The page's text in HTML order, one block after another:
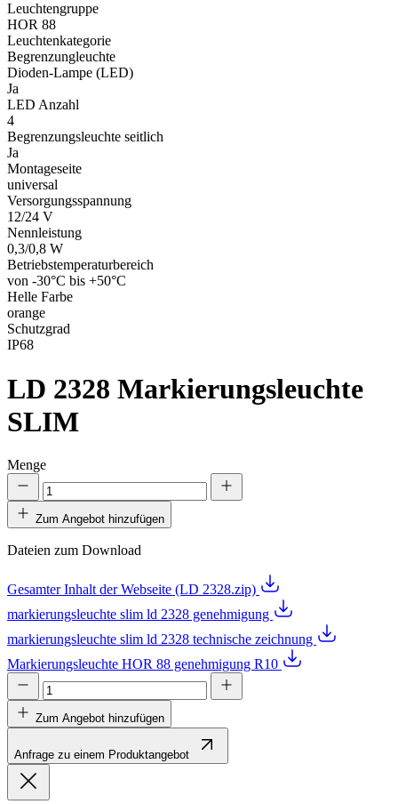
Leuchtengruppe
HOR 88
Leuchtenkategorie
Begrenzungleuchte
Dioden-Lampe (LED)
Ja
LED Anzahl
4
Begrenzungsleuchte seitlich
Ja
Montageseite
universal
Versorgungsspannung
12/24 V
Nennleistung
0,3/0,8 W
Betriebstemperaturbereich
von -30°C bis +50°C
Helle Farbe
orange
Schutzgrad
IP68
LD 2328 Markierungsleuchte
SLIM
Menge
Zum Angebot hinzufügen
Dateien zum Download
Gesamter Inhalt der Webseite (LD 2328.zip)
markierungsleuchte slim ld 2328 genehmigung
markierungsleuchte slim ld 2328 technische zeichnung
Markierungsleuchte HOR 88 genehmigung R10
Zum Angebot hinzufügen
Anfrage zu einem Produktangebot